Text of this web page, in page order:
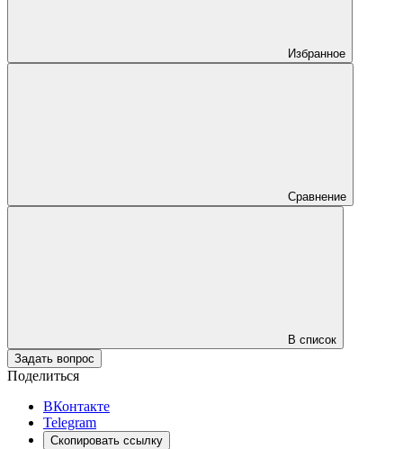
Избранное
Сравнение
В список
Задать вопрос
Поделиться
ВКонтакте
Telegram
Скопировать ссылку